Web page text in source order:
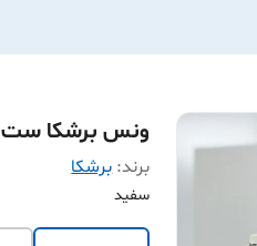
ونس برشکا ست
برند: برشکا
سفید